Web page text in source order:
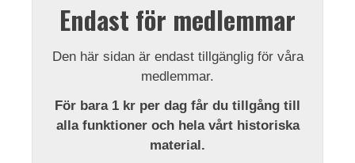
Endast för medlemmar
Den här sidan är endast tillgänglig för våra
medlemmar.
För bara 1 kr per dag får du tillgång till
alla funktioner och hela vårt historiska
material.